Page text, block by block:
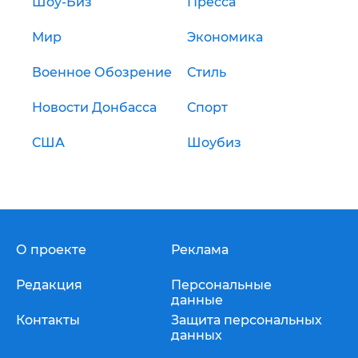
Мир Экономика
Военное Обозрение Стиль
Новости Донбасса Спорт
США Шоубиз
О проекте
Редакция
Контакты
Реклама
Персональные
данные
Защита персональных
данных